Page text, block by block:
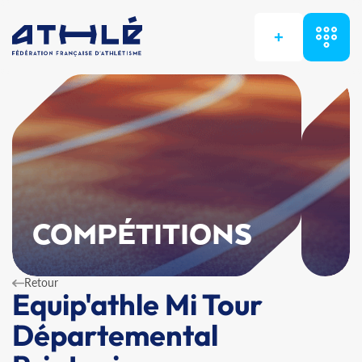
+
COMPÉTITIONS
Retour
Equip'athle Mi Tour
Départemental